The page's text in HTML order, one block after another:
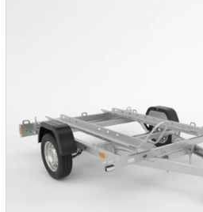
Plancher :Laval / Lohr Steel